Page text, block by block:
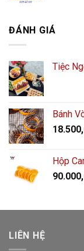
ĐÁNH GIÁ
Tiệc
Bánh
Hộp
LIÊN HỆ